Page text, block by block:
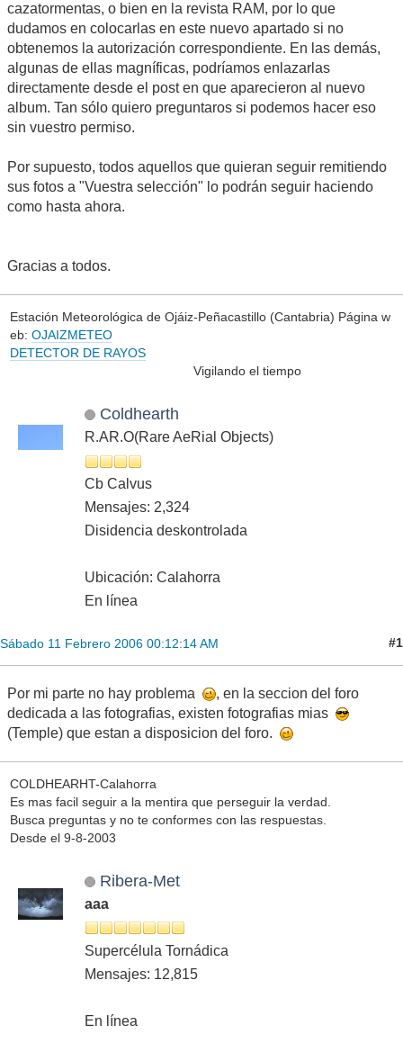
cazatormentas, o bien en la revista RAM, por lo que
dudamos en colocarlas en este nuevo apartado si no
obtenemos la autorización correspondiente. En las demás,
algunas de ellas magníficas, podríamos enlazarlas
directamente desde el post en que aparecieron al nuevo
album. Tan sólo quiero preguntaros si podemos hacer eso
sin vuestro permiso.
Por supuesto, todos aquellos que quieran seguir remitiendo
sus fotos a "Vuestra selección" lo podrán seguir haciendo
como hasta ahora.
Gracias a todos.
Estación Meteorológica de Ojáiz-Peñacastillo (Cantabria) Página w
eb: OJAIZMETEO
DETECTOR DE RAYOS
Vigilando el tiempo
Coldhearth
R.AR.O(Rare AeRial Objects)
Cb Calvus
Mensajes: 2,324
Disidencia deskontrolada
Ubicación: Calahorra
En línea
Sábado 11 Febrero 2006 00:12:14 AM #1
Por mi parte no hay problema
, en la seccion del foro
dedicada a las fotografias, existen fotografias mias
(Temple) que estan a disposicion del foro.
COLDHEARHT-Calahorra
Es mas facil seguir a la mentira que perseguir la verdad.
Busca preguntas y no te conformes con las respuestas.
Desde el 9-8-2003
Ribera-Met
aaa
Supercélula Tornádica
Mensajes: 12,815
En línea